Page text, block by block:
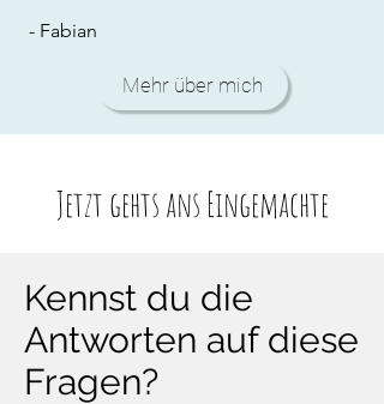
- Fabian
Mehr über mich
Jetzt gehts ans Eingemachte
Kennst du die
Antworten auf diese
Fragen?